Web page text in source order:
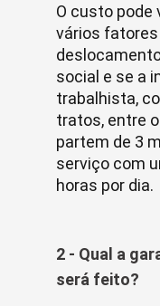
O custo pode
vários fatores
social e se a
trabalhista,
tratos, entre
partem de 3
serviço com
horas por dia.
2 - Qual a
será feito?